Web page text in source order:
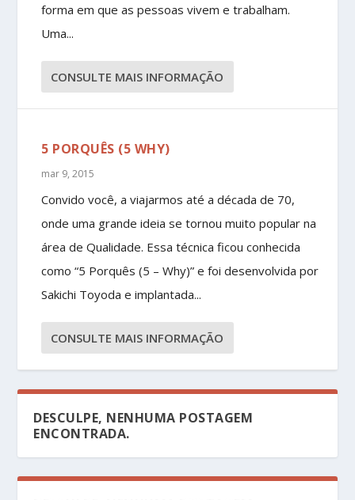
forma em que as pessoas vivem e trabalham.
Uma...
CONSULTE MAIS INFORMAÇÃO
5 PORQUÊS (5 WHY)
mar 9, 2015
Convido você, a viajarmos até a década de 70,
onde uma grande ideia se tornou muito popular na
área de Qualidade. Essa técnica ficou conhecida
como “5 Porquês (5 – Why)” e foi desenvolvida por
Sakichi Toyoda e implantada...
CONSULTE MAIS INFORMAÇÃO
DESCULPE, NENHUMA POSTAGEM
ENCONTRADA.